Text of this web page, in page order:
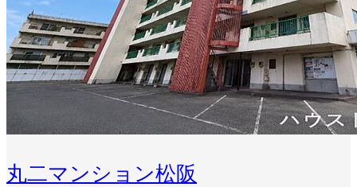
丸二マンション松阪